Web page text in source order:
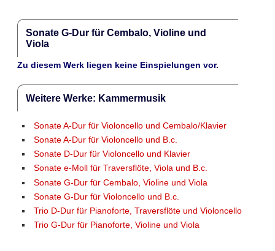
Sonate G-Dur für Cembalo, Violine und
Viola
Zu diesem Werk liegen keine Einspielungen vor.
Weitere Werke: Kammermusik
Sonate A-Dur für Violoncello und Cembalo/Klavier
Sonate A-Dur für Violoncello und B.c.
Sonate D-Dur für Violoncello und Klavier
Sonate e-Moll für Traversflöte, Viola und B.c.
Sonate G-Dur für Cembalo, Violine und Viola
Sonate G-Dur für Violoncello und B.c.
Trio D-Dur für Pianoforte, Traversflöte und Violoncello
Trio G-Dur für Pianoforte, Violine und Viola